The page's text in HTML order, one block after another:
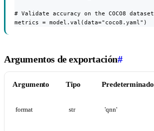
# Validate accuracy on the COCO8 dataset
metrics = model.val(data="coco8.yaml")
Argumentos de exportación#
Argumento Tipo Predeterminado
format str 'qnn'